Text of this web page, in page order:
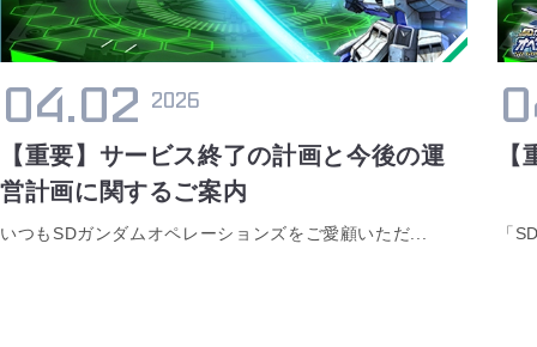
04.02 2026
【重要】サービス終了の計画と今後の運
営計画に関するご案内
いつもSDガンダムオペレーションズをご愛顧いただ... 「